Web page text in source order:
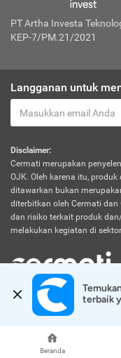
Beranda
PT Artha Investa
KEP-7/PM.21/2021
Langganan untuk
Disclaimer:
Cermati merupakan
OJK. Oleh karena itu,
ditawarkan bukan
diterbitkan oleh Cermati
dan risiko terkait produk
melakukan kegiatan di
© 2026 Cermati. All Rights
terbaik